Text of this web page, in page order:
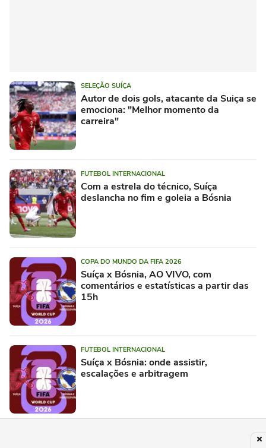
SELEÇÃO SUÍÇA
Autor de dois gols, atacante da Suiça se
emociona: "Melhor momento da
carreira"
FUTEBOL INTERNACIONAL
Com a estrela do técnico, Suíça
deslancha no fim e goleia a Bósnia
COPA DO MUNDO DA FIFA 2026
Suíça x Bósnia, AO VIVO, com
comentários e estatísticas a partir das
15h
FUTEBOL INTERNACIONAL
Suíça x Bósnia: onde assistir,
escalações e arbitragem